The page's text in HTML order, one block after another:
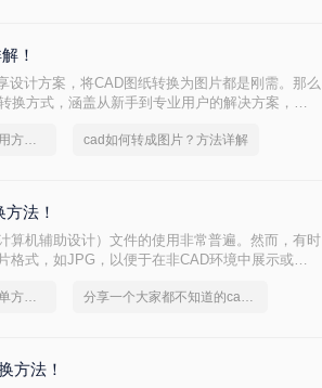
！
设计方案，将CAD图纸转换为图片都是刚需。那么
换方式，涵盖从新手到专业用户的解决方案，附
cad如何转成图片，实用方法不要错过 cad如何转成图片？方法详解
法！
算机辅助设计）文件的使用非常普遍。然而，有时
格式，如JPG，以便于在非CAD环境中展示或分
cad如何转成图片，简单方法教你一招 分享一个大家都不知道的cad转图片方法
方法！